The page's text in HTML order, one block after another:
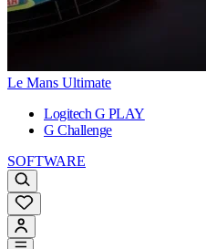
Le Mans Ultimate
Logitech G PLAY
G Challenge
SOFTWARE